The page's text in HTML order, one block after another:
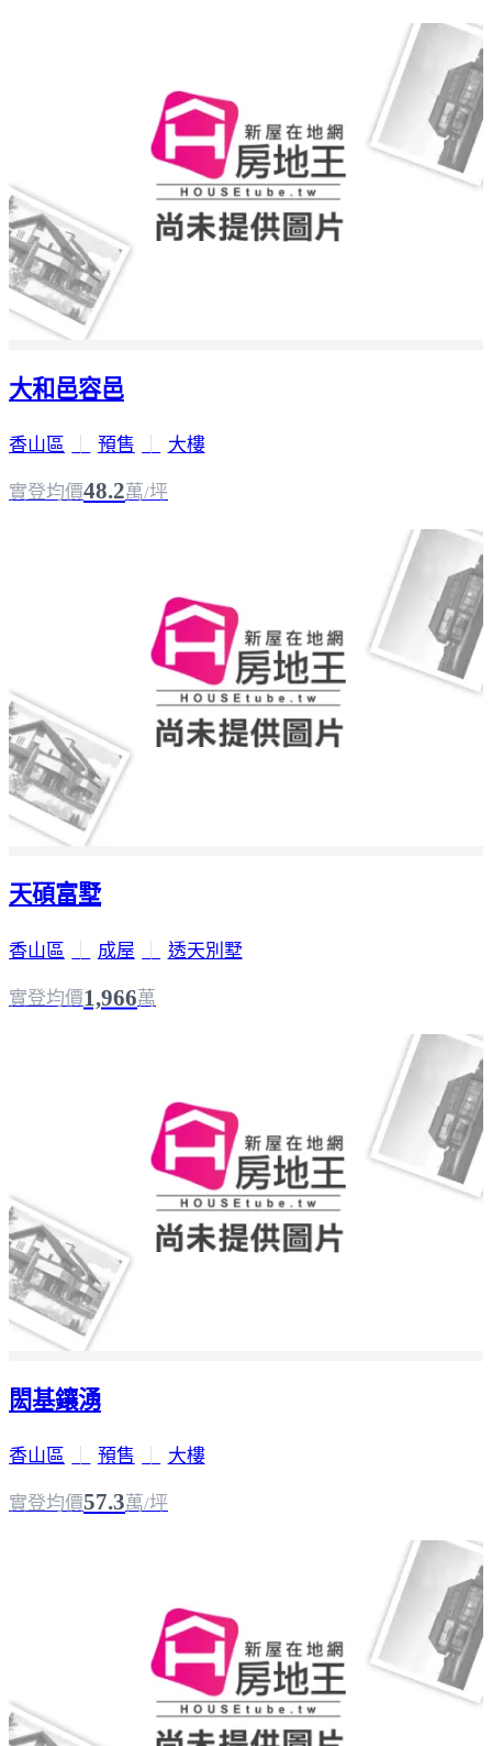
大和邑容邑
香山區 預售 大樓
實登均價48.2萬/坪
天碩富墅
香山區 成屋 透天別墅
實登均價1,966萬
閎基鑲湧
香山區 預售 大樓
實登均價57.3萬/坪